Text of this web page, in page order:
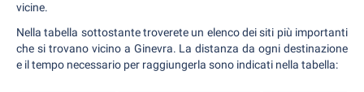
vicine.
Nella tabella sottostante troverete un elenco dei siti più importanti
che si trovano vicino a Ginevra. La distanza da ogni destinazione
e il tempo necessario per raggiungerla sono indicati nella tabella: